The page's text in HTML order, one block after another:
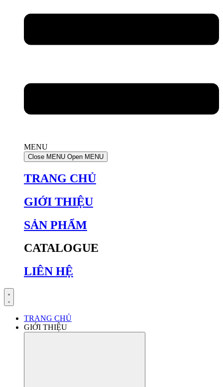
MENU
Close MENU Open MENU
TRANG CHỦ
GIỚI THIỆU
SẢN PHẨM
CATALOGUE
LIÊN HỆ
TRANG CHỦ
GIỚI THIỆU